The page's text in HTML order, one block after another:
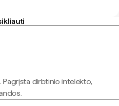
Pagrįsta dirbtinio intelekto,